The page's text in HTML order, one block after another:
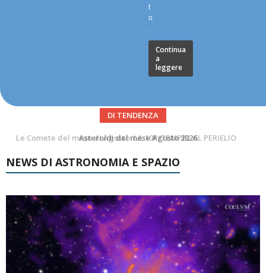
t
o
.
Continua
a
leggere
DI TENDENZA
Asteroidi del mese Agosto 2026
NEWS DI ASTRONOMIA E SPAZIO